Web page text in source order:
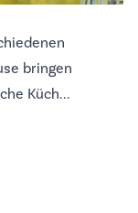
bringen
Küch...